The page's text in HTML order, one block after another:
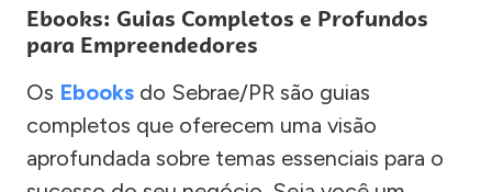
Ebooks: Guias Completos e Profundos
para Empreendedores
Os Ebooks do Sebrae/PR são guias
completos que oferecem uma visão
aprofundada sobre temas essenciais para o